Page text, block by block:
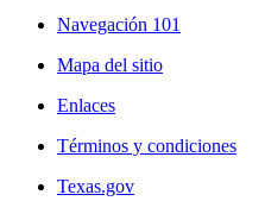
Navegación 101
Mapa del sitio
Enlaces
Términos y condiciones
Texas.gov